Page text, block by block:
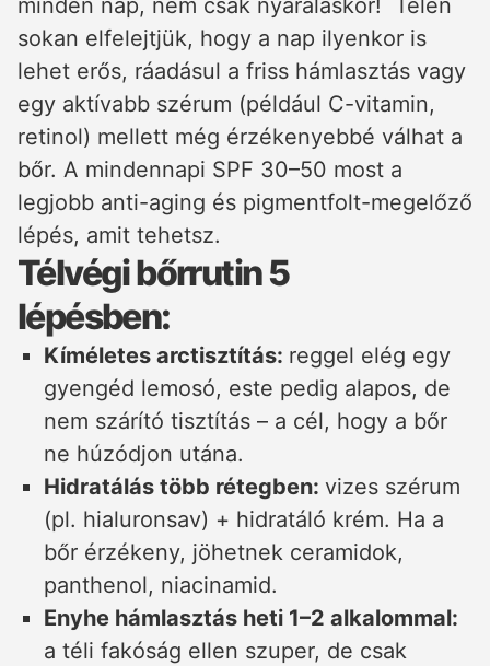
minden nap, nem csak nyaraláskor! Télen
sokan elfelejtjük, hogy a nap ilyenkor is
lehet erős, ráadásul a friss hámlasztás vagy
egy aktívabb szérum (például C-vitamin,
retinol) mellett még érzékenyebbé válhat a
bőr. A mindennapi SPF 30–50 most a
legjobb anti-aging és pigmentfolt-megelőző
lépés, amit tehetsz.
Télvégi bőrrutin 5
lépésben:
Kíméletes arctisztítás: reggel elég egy
gyengéd lemosó, este pedig alapos, de
nem szárító tisztítás – a cél, hogy a bőr
ne húzódjon utána.
Hidratálás több rétegben: vizes szérum
(pl. hialuronsav) + hidratáló krém. Ha a
bőr érzékeny, jöhetnek ceramidok,
panthenol, niacinamid.
Enyhe hámlasztás heti 1–2 alkalommal:
a téli fakóság ellen szuper, de csak